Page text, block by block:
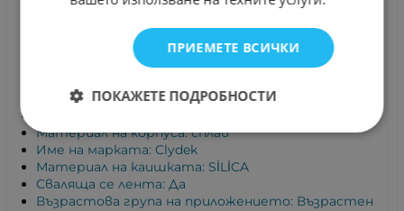
Функция: Проследяване на сърдечния ритъм
Функция: Фитнес тракер
Функция: Напомняне за повикване
Функция: Кислород в кръвта
Съвместимост: Всички съвместими
Материал на корпуса: сплав
Име на марката: Clydek
Материал на каишката: SİLİCA
Сваляща се лента: Да
Възрастова група на приложението: Възрастен
ПРИЕМЕТЕ ВСИЧКИ
ПОКАЖЕТЕ ПОДРОБНОСТИ